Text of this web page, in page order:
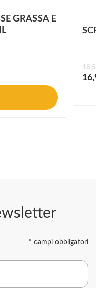
GRASSA E
* campi obbligatori